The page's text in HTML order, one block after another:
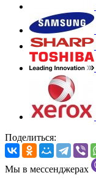
Поделиться:
Мы в мессенджерах